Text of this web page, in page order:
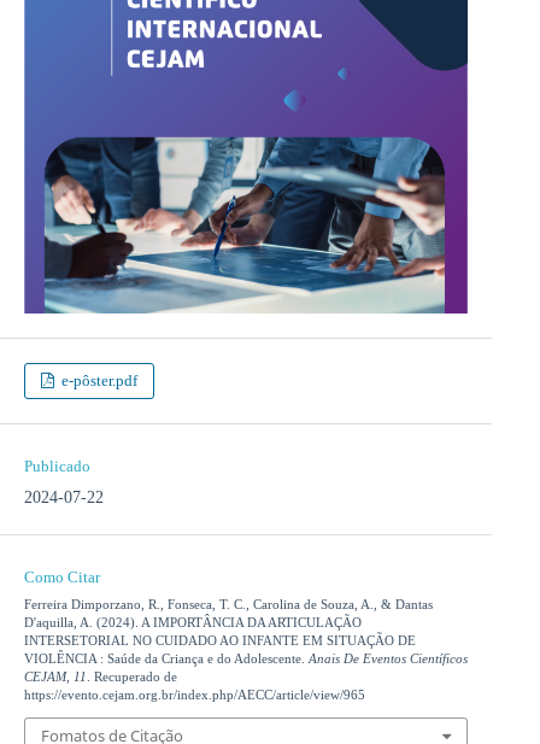
e-pôster.pdf
Publicado
2024-07-22
Como Citar
Ferreira Dimporzano, R., Fonseca, T. C., Carolina de Souza, A., & Dantas
D'aquilla, A. (2024). A IMPORTÂNCIA DA ARTICULAÇÃO
INTERSETORIAL NO CUIDADO AO INFANTE EM SITUAÇÃO DE
VIOLÊNCIA : Saúde da Criança e do Adolescente. Anais De Eventos Científicos
CEJAM, 11
. Recuperado de
https://evento.cejam.org.br/index.php/AECC/article/view/965
Fomatos de Citação